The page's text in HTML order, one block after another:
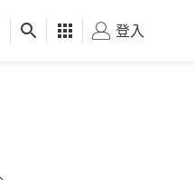
健康 好食玩飛
登入